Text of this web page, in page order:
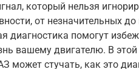
который нельзя
от незначительных до
диагностика помогут
вашему двигателю. В
может стучать, как это